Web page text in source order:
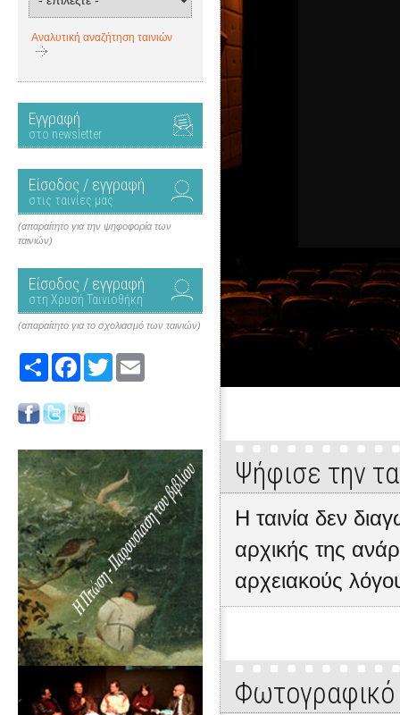
Αναλυτική αναζήτηση ταινιών
Εγγραφή
στο newsletter
Είσοδος / εγγραφή
στις ταινίες μας
(απαραίτητο για την ψηφοφορία των
ταινιών)
Είσοδος / εγγραφή
στη Χρυσή Ταινιοθήκη
(απαραίτητο για το σχολιασμό των ταινιών)
Share FacebookTwitter
Ψήφισε την
Η ταινία δεν
αρχικής της
αρχειακούς
Φωτογραφικό